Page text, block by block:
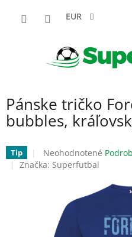
EUR
Pánske tričko
bubbles,
Tip
Priemerné
hodnotenie
hviezdičiek.
Neohodnotené
Značka: Superfutbal